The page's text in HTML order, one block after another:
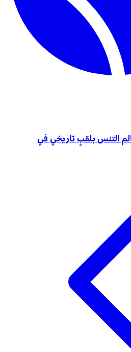
التنس بلقبٍ تاريخي في